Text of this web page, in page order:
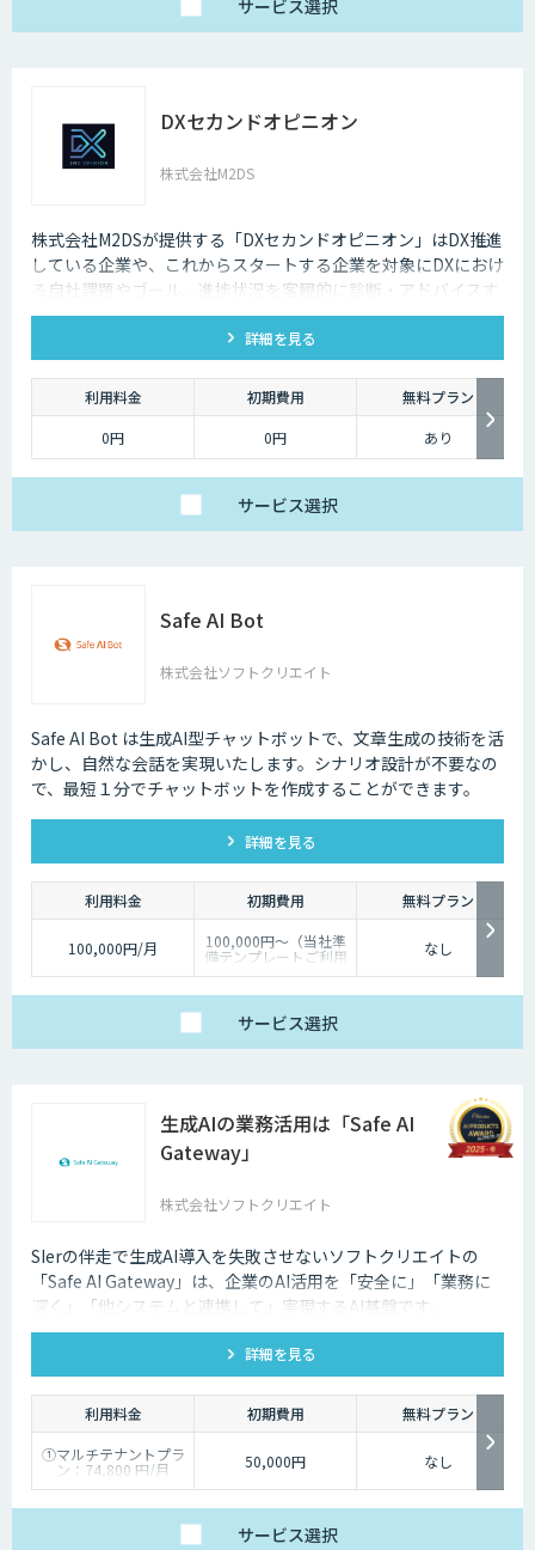
サービス選択
DXセカンドオピニオン
株式会社M2DS
株式会社M2DSが提供する「DXセカンドオピニオン」はDX推進
している企業や、これからスタートする企業を対象にDXにおけ
る自社課題やゴール、進捗状況を客観的に診断・アドバイスす
るサービスです
詳細を見る
利用料金 初期費用
無料プラン
0円
0円 あり
サービス選択
Safe AI Bot
株式会社ソフトクリエイト
Safe AI Bot は生成AI型チャットボットで、文章生成の技術を活
かし、自然な会話を実現いたします。シナリオ設計が不要なの
で、最短１分でチャットボットを作成することができます。
詳細を見る
利用料金 初期費用 無料プラン
100,000円/月 100,000円～（当社準
備テンプレートご利用
の場合）
なし
サービス選択
生成AIの業務活用は「Safe AI
Gateway」
株式会社ソフトクリエイト
SIerの伴走で生成AI導入を失敗させないソフトクリエイトの
「Safe AI Gateway」は、企業のAI活用を「安全に」「業務に
深く」「他システムと連携して」実現するAI基盤です。
kintone・Salesforce連携にも対応します。
詳細を見る
利用料金 初期費用
無料プラン
①マルチテナントプラ
ン：74,800 円/月
②スタータープラン：
50,000円 なし
サービス選択